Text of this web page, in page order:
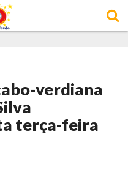
verdiana
terça-feira